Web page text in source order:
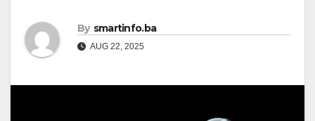
By smartinfo.ba
AUG 22, 2025